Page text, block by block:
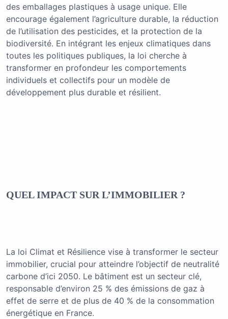
des emballages plastiques à usage unique. Elle
encourage également l’agriculture durable, la réduction
de l’utilisation des pesticides, et la protection de la
biodiversité. En intégrant les enjeux climatiques dans
toutes les politiques publiques, la loi cherche à
transformer en profondeur les comportements
individuels et collectifs pour un modèle de
développement plus durable et résilient.
QUEL IMPACT SUR L’IMMOBILIER ?
La loi Climat et Résilience vise à transformer le secteur
immobilier, crucial pour atteindre l’objectif de neutralité
carbone d’ici 2050. Le bâtiment est un secteur clé,
responsable d’environ 25 % des émissions de gaz à
effet de serre et de plus de 40 % de la consommation
énergétique en France.